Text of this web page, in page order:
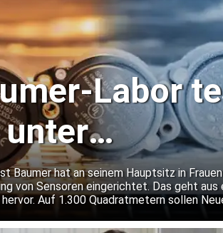
Labor
unter
Baumer hat an seinem Hauptsitz in
von Sensoren eingerichtet. Das geht
Auf 1.300 Quadratmetern sollen
gängige Normanforderungen hinausgehen.